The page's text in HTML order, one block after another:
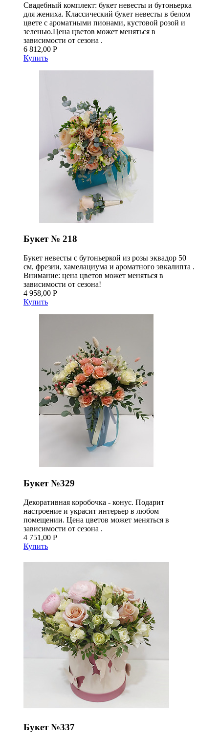
Свадебный комплект: букет невесты и бутоньерка
для жениха. Классический букет невесты в белом
цвете с ароматными пионами, кустовой розой и
зеленью.Цена цветов может меняться в
зависимости от сезона .
6 812,00 Р
Купить
Букет № 218
Букет невесты с бутоньеркой из розы эквадор 50
см, фрезии, хамелациума и ароматного эвкалипта .
Внимание: цена цветов может меняться в
зависимости от сезона!
4 958,00 Р
Купить
Букет №329
Декоративная коробочка - конус. Подарит
настроение и украсит интерьер в любом
помещении. Цена цветов может меняться в
зависимости от сезона .
4 751,00 Р
Купить
Букет №337